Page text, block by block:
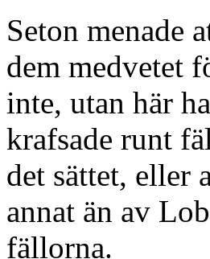
Seton menade
dem medvetet
inte, utan här
krafsade runt
det sättet, eller
annat än av
fällorna.